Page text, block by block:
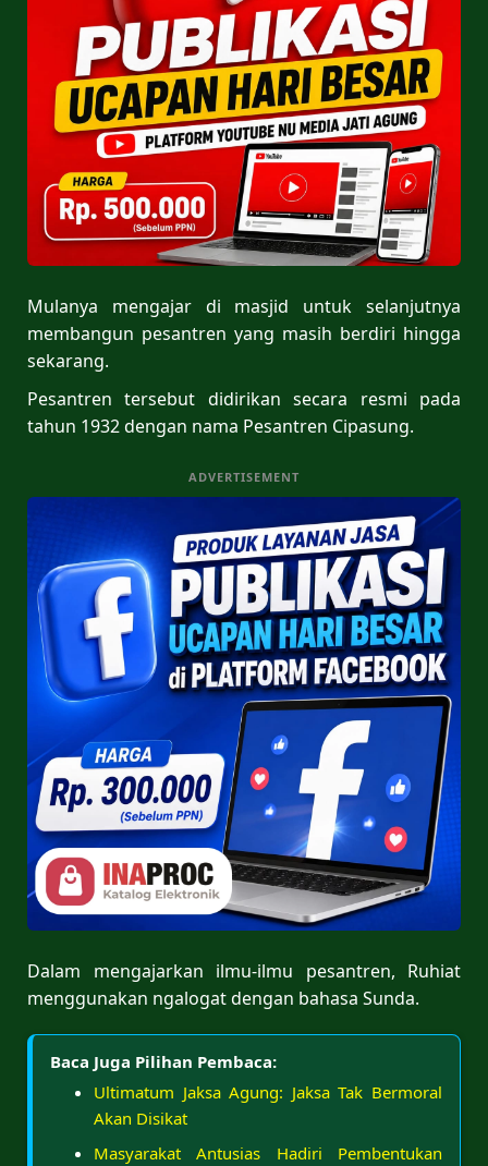
Mulanya mengajar di masjid untuk selanjutnya
membangun pesantren yang masih berdiri hingga
sekarang.
Pesantren tersebut didirikan secara resmi pada
tahun 1932 dengan nama Pesantren Cipasung.
ADVERTISEMENT
Dalam mengajarkan ilmu-ilmu pesantren, Ruhiat
menggunakan ngalogat dengan bahasa Sunda.
Baca Juga Pilihan Pembaca:
Ultimatum Jaksa Agung: Jaksa Tak Bermoral
Akan Disikat
Masyarakat Antusias Hadiri Pembentukan